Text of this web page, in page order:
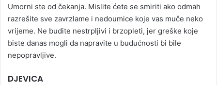
Umorni ste od čekanja. Mislite ćete se smiriti ako odmah
razrešite sve zavrzlame i nedoumice koje vas muče neko
vrijeme. Ne budite nestrpljivi i brzopleti, jer greške koje
biste danas mogli da napravite u budućnosti bi bile
nepopravljive.
DJEVICA